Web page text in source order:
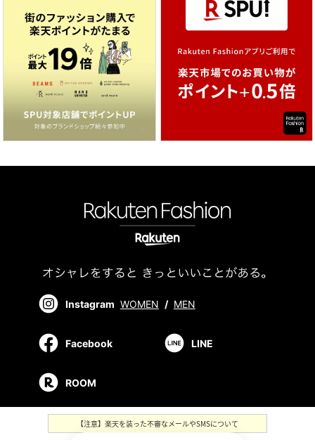
Instagram WOMEN / MEN
Facebook LINE
ROOM
【注意】楽天を装った不審なメールやSMSについて